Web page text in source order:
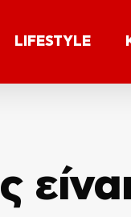
LIFESTYLE